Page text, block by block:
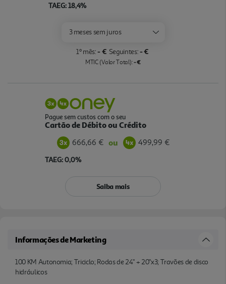
TAEG: 18,4%
3 meses sem juros
1º mês:- € Seguintes:- €
MTIC (Valor Total):- €
Pague sem custos com o seu
Cartão de Débito ou Crédito
666,66 € ou 499,99 €
TAEG: 0,0%
Saiba mais
Informações de Marketing
100 KM Autonomia; Triciclo; Rodas de 24" + 20"x3; Travões de disco
hidráulicos